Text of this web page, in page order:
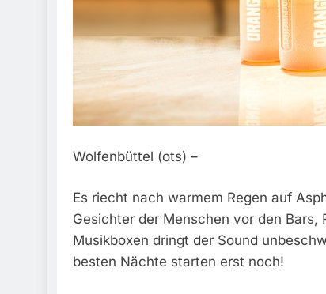
Wolfenbüttel (ots) –
Es riecht nach warmem Regen auf
Gesichter der Menschen vor den
Musikboxen dringt der Sound
besten Nächte starten erst noch!